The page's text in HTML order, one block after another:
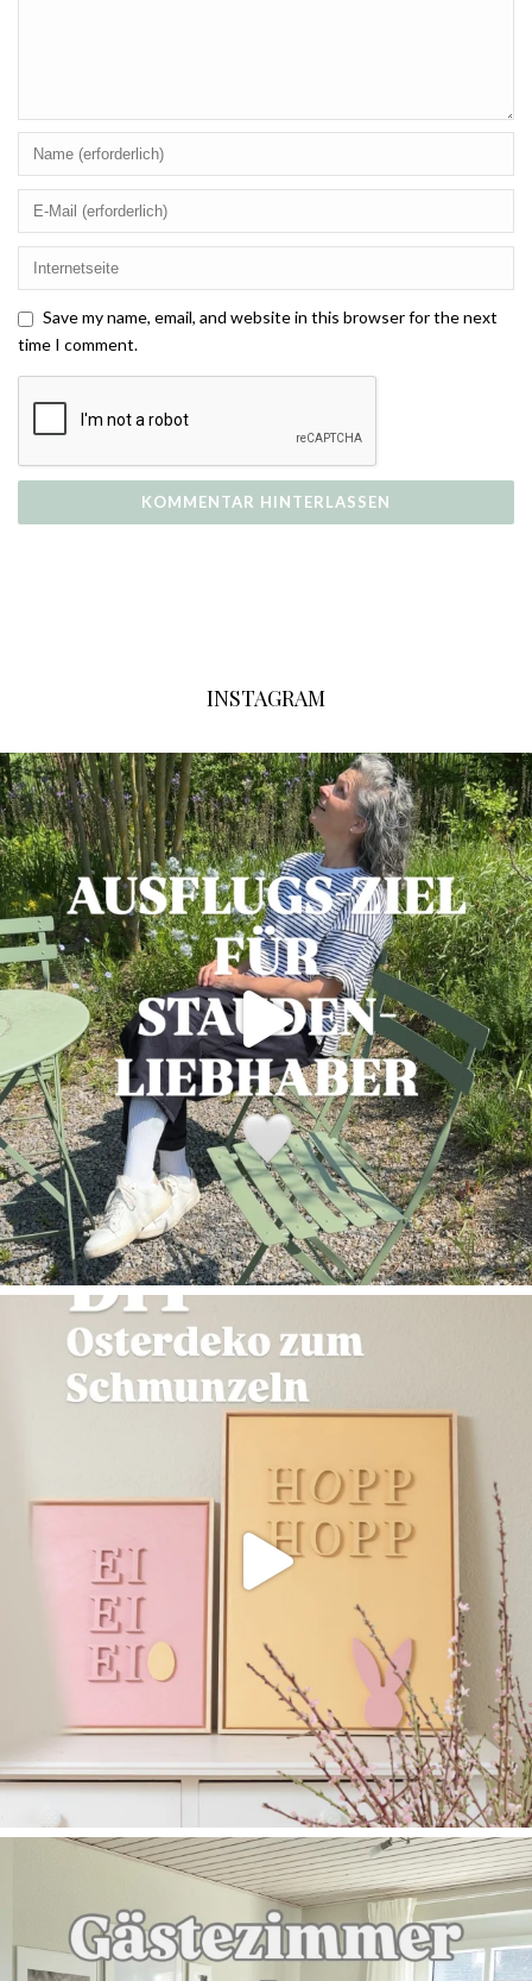
Save my name, email, and website in this browser for the next
time I comment.
INSTAGRAM